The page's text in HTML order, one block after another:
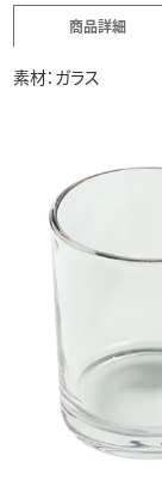
商品詳細
素材：ガラス